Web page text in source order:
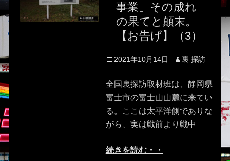
事業」その成れ
の果てと顛末。
【お告げ】（3）
Posted
2021年10月14日 Author
裏 探訪
全国裏探訪取材班は、静岡県
富士市の富士山山麓に来てい
る。ここは太平洋側でありな
がら、実は戦前より戦中
続きを読む・・